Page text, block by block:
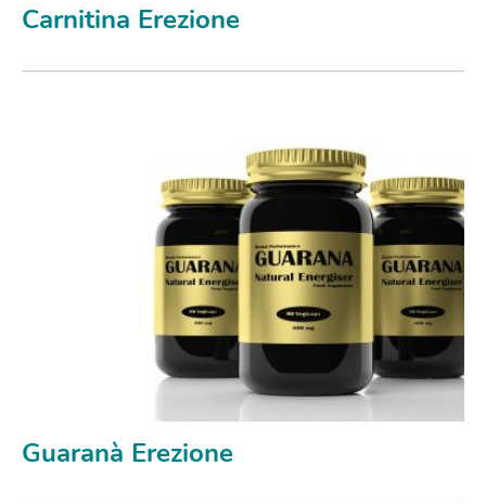
Carnitina Erezione
Guaranà Erezione